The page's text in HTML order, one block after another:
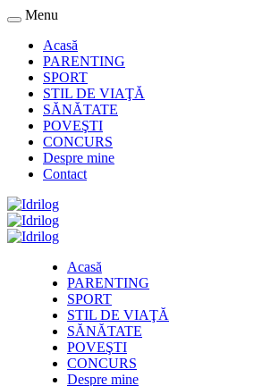
Menu
Acasă
PARENTING
SPORT
STIL DE VIAŢĂ
SĂNĂTATE
POVEŞTI
CONCURS
Despre mine
Contact
Acasă
PARENTING
SPORT
STIL DE VIAŢĂ
SĂNĂTATE
POVEŞTI
CONCURS
Despre mine